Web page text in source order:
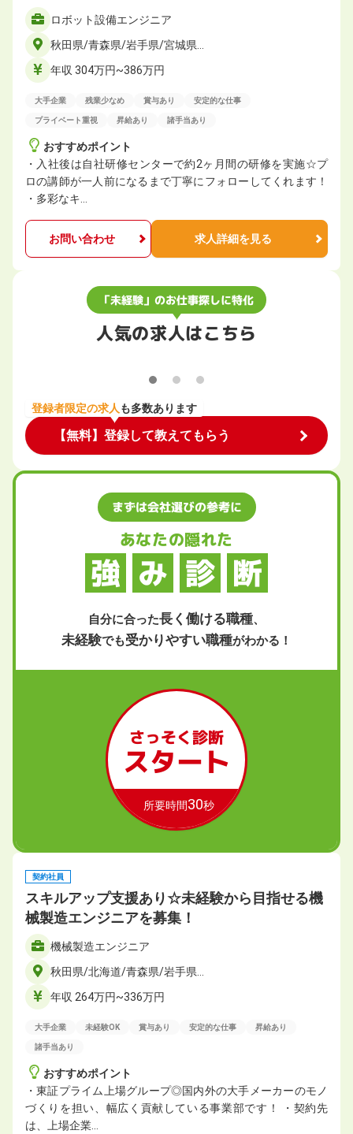
ロボット設備エンジニア
秋田県/青森県/岩手県/宮城県…
年収 304万円~386万円
大手企業 残業少なめ 賞与あり 安定的な仕事
プライベート重視 昇給あり 諸手当あり
おすすめポイント
・入社後は自社研修センターで約2ヶ月間の研修を実施☆プ
ロの講師が一人前になるまで丁寧にフォローしてくれます！
・多彩なキ…
お問い合わせ 求人詳細を見る
「未経験」のお仕事探しに特化
人気の求人はこちら
登録者限定の求人も多数あります
【無料】登録して教えてもらう
まずは会社選びの参考に
あなたの隠れた
強 み 診 断
自分に合った長く働ける職種、
未経験でも受かりやすい職種がわかる！
さっそく診断
スタート
所要時間30秒
契約社員
スキルアップ支援あり☆未経験から目指せる機
械製造エンジニアを募集！
機械製造エンジニア
秋田県/北海道/青森県/岩手県…
年収 264万円~336万円
大手企業 未経験OK 賞与あり 安定的な仕事 昇給あり
諸手当あり
おすすめポイント
・東証プライム上場グループ◎国内外の大手メーカーのモノ
づくりを担い、幅広く貢献している事業部です！ ・契約先
は、上場企業…